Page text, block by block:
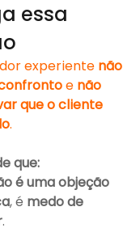
essa
experiente não
e não
que o cliente
.
que:
é uma objeção
, é medo de
.